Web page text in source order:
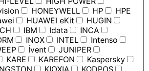
HONEYWELL HP
HPE
HUAWEI eKit
HUGIN
IBM Idata
INCA
INOX INTEL
Intenso
İvent
JUNIPER
KARE KAREFON
Kaspersky